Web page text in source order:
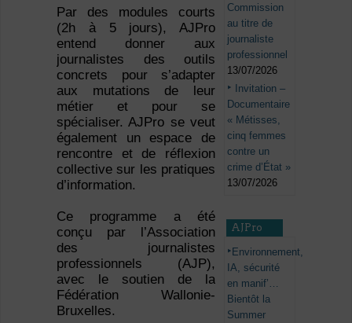
Par des modules courts
(2h à 5 jours), AJPro
entend donner aux
journalistes des outils
concrets pour s’adapter
aux mutations de leur
métier et pour se
spécialiser. AJPro se veut
également un espace de
rencontre et de réflexion
collective sur les pratiques
d’information.
Ce programme a été
conçu par l’Association
des journalistes
professionnels (AJP),
avec le soutien de la
Fédération Wallonie-
Bruxelles.
Commission
au titre de
journaliste
professionnel
13/07/2026
Invitation –
Documentaire
« Métisses,
cinq femmes
contre un
crime d’État »
13/07/2026
AJPro
Environnement,
IA, sécurité
en manif’…
Bientôt la
Summer